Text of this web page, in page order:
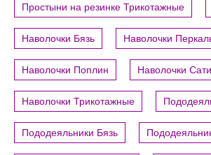
Простыни на резинке Трикотажные
Наволочки Бязь Наволочки
Наволочки Поплин Наволочки
Наволочки Трикотажные
Пододеяльники Бязь